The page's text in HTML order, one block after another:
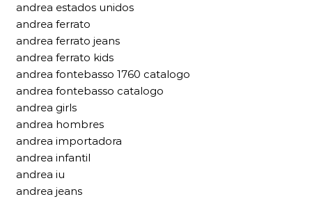
andrea estados unidos
andrea ferrato
andrea ferrato jeans
andrea ferrato kids
andrea fontebasso 1760 catalogo
andrea fontebasso catalogo
andrea girls
andrea hombres
andrea importadora
andrea infantil
andrea iu
andrea jeans